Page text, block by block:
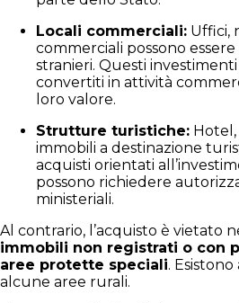
Locali commerciali: Uffici,
commerciali possono
stranieri. Questi investimenti
convertiti in attività
loro valore.
Strutture turistiche:
immobili a destinazione
acquisti orientati
possono richiedere
ministeriali.
Al contrario, l’acquisto è vietato
immobili non registrati o con
aree protette speciali.
alcune aree rurali.